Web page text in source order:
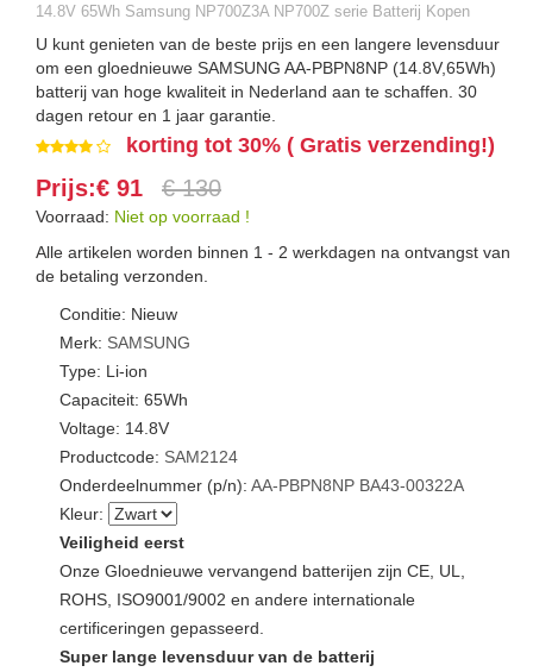
14.8V 65Wh Samsung NP700Z3A NP700Z serie Batterij Kopen
U kunt genieten van de beste prijs en een langere levensduur
om een gloednieuwe SAMSUNG AA-PBPN8NP (14.8V,65Wh)
batterij van hoge kwaliteit in Nederland aan te schaffen. 30
dagen retour en 1 jaar garantie.
korting tot 30% ( Gratis verzending!)
Prijs:€ 91 € 130
Voorraad: Niet op voorraad !
Alle artikelen worden binnen 1 - 2 werkdagen na ontvangst van
de betaling verzonden.
Conditie: Nieuw
Merk: SAMSUNG
Type: Li-ion
Capaciteit: 65Wh
Voltage: 14.8V
Productcode: SAM2124
Onderdeelnummer (p/n): AA-PBPN8NP BA43-00322A
Kleur:
Veiligheid eerst
Onze Gloednieuwe vervangend batterijen zijn CE, UL,
ROHS, ISO9001/9002 en andere internationale
certificeringen gepasseerd.
Super lange levensduur van de batterij